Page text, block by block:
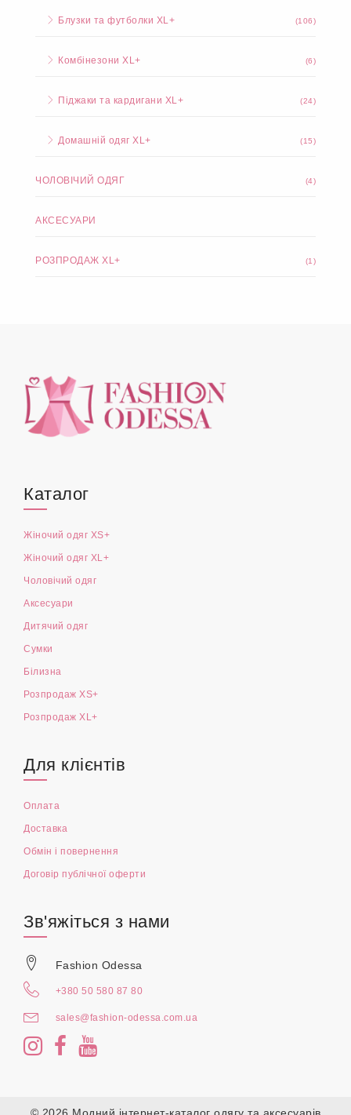
Блузки та футболки XL+ (106)
Комбінезони XL+ (6)
Піджаки та кардигани XL+ (24)
Домашній одяг XL+ (15)
ЧОЛОВІЧИЙ ОДЯГ (4)
АКСЕСУАРИ
РОЗПРОДАЖ XL+ (1)
Каталог
Жіночий одяг XS+
Жіночий одяг XL+
Чоловічий одяг
Аксесуари
Дитячий одяг
Сумки
Білизна
Розпродаж XS+
Розпродаж XL+
Для клієнтів
Оплата
Доставка
Обмін і повернення
Договір публічної оферти
Зв'яжіться з нами
Fashion Odessa
+380 50 580 87 80
sales@fashion-odessa.com.ua